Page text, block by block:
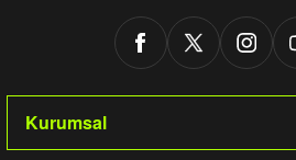
Kurumsal